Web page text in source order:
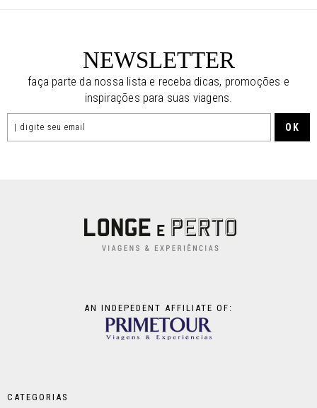
NEWSLETTER
faça parte da nossa lista e receba dicas, promoções e
inspirações para suas viagens.
AN INDEPEDENT AFFILIATE OF:
CATEGORIAS